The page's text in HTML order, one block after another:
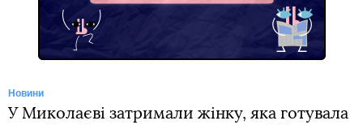
Новини
У Миколаєві затримали жінку, яка готувала